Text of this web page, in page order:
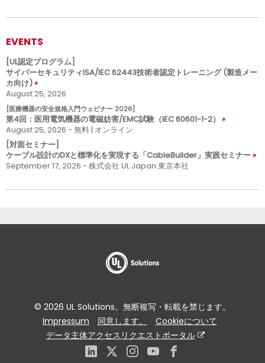
EVENTS
[UL認定プログラム]
サイバーセキュリティISA/IEC 62443技術者認定トレーニング (製造メー
カ向け)
August 25, 2026
[医療機器の安全規格入門ウェビナー 2026]
第4回：医用電気機器の電磁妨害/EMC試験（IEC 60601-1-2）
August 25, 2026 - 無料 | オンライン
[対面セミナー]
ケーブル設計のDXと標準化を実現する「CableBuilder」実践セミナー
September 17, 2026 - 株式会社 UL Japan 東京本社
© 2026 UL Solutions。無断複写・転載を禁じます。
Impressum
同意します。
Cookieについて
データ主体アクセスリクエストポータル